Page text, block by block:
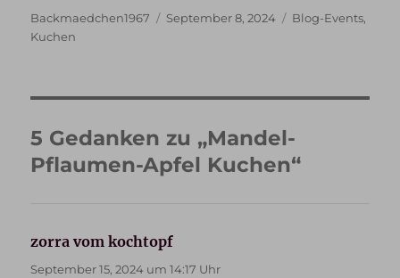
Autor
Backmaedchen1967
Veröffentlicht
September 8, 2024 Kategorien
Blog-Events,
Kuchen
5 Gedanken zu „Mandel-
Pflaumen-Apfel Kuchen“
zorra vom kochtopf
September 15, 2024 um 14:17 Uhr